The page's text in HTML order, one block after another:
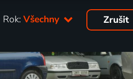
Rok:Všechny Zrušit